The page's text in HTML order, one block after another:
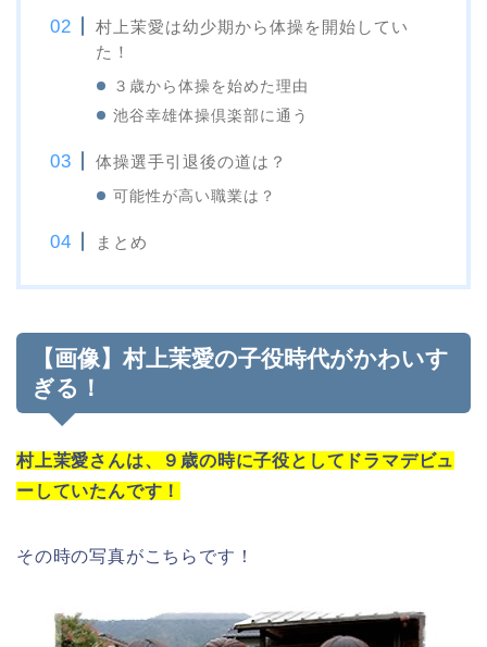
村上茉愛は幼少期から体操を開始してい
た！
３歳から体操を始めた理由
池谷幸雄体操倶楽部に通う
体操選手引退後の道は？
可能性が高い職業は？
まとめ
【画像】村上茉愛の子役時代がかわいす
ぎる！
村上茉愛さんは、９歳の時に子役としてドラマデビュ
ーしていたんです！
その時の写真がこちらです！